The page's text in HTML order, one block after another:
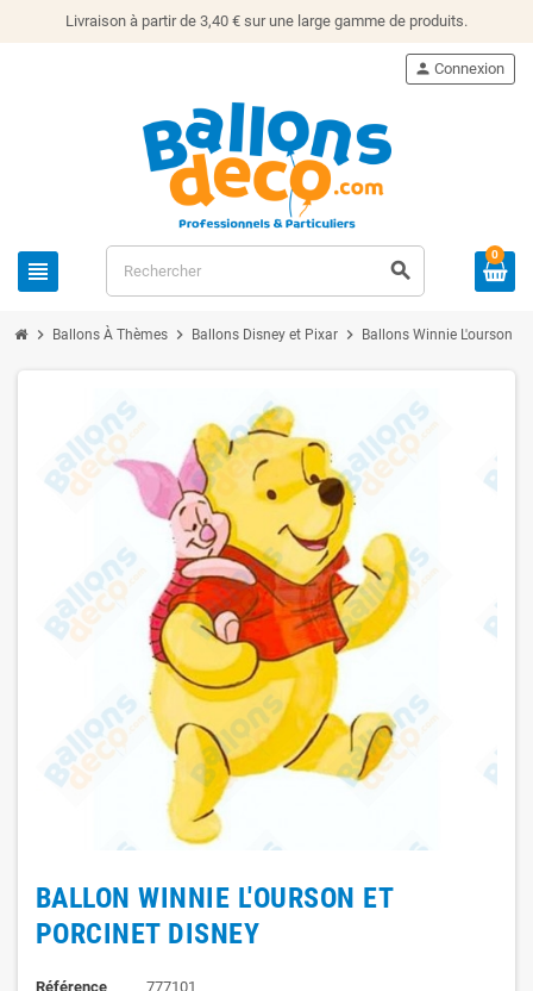
Livraison à partir de 3,40 € sur une large gamme de produits.
view_headline search
person Connexion
0
chevron_right Ballons À Thèmes chevron_right Ballons Disney et Pixar chevron_right Ballons Winnie L'ourson
BALLON WINNIE L'OURSON ET
PORCINET DISNEY
Référence
777101